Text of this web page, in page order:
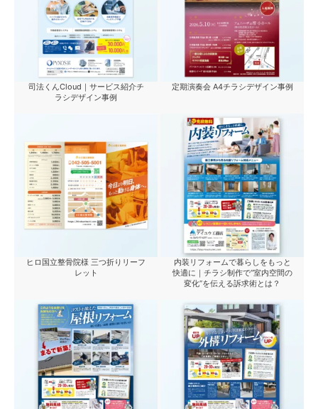
司法くんCloud｜サービス紹介チ
ラシデザイン事例
定期演奏会 A4チラシデザイン事例
ヒロ国立整骨院様 三つ折りリーフ
レット
内装リフォームで暮らしをもっと
快適に｜チラシ制作で“室内空間の
変化”を伝える訴求術とは？